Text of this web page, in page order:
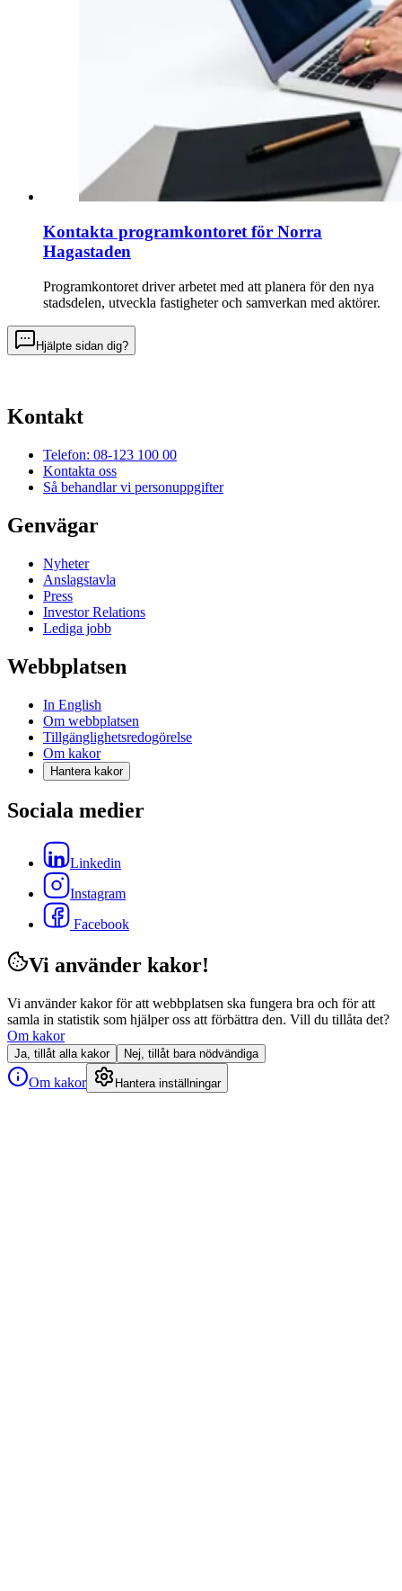
Kontakta programkontoret för Norra
Hagastaden
Programkontoret driver arbetet med att planera för den nya
stadsdelen, utveckla fastigheter och samverkan med aktörer.
Hjälpte sidan dig?
Kontakt
Telefon: 08-123 100 00
Kontakta oss
Så behandlar vi personuppgifter
Genvägar
Nyheter
Anslagstavla
Press
Investor Relations
Lediga jobb
Webbplatsen
In English
Om webbplatsen
Tillgänglighetsredogörelse
Om kakor
Hantera kakor
Sociala medier
Linkedin
Instagram
Facebook
Vi använder kakor!
Vi använder kakor för att webbplatsen ska fungera bra och för att
samla in statistik som hjälper oss att förbättra den. Vill du tillåta det?
Om kakor
Ja, tillåt alla kakor Nej, tillåt bara nödvändiga
Om kakor Hantera inställningar